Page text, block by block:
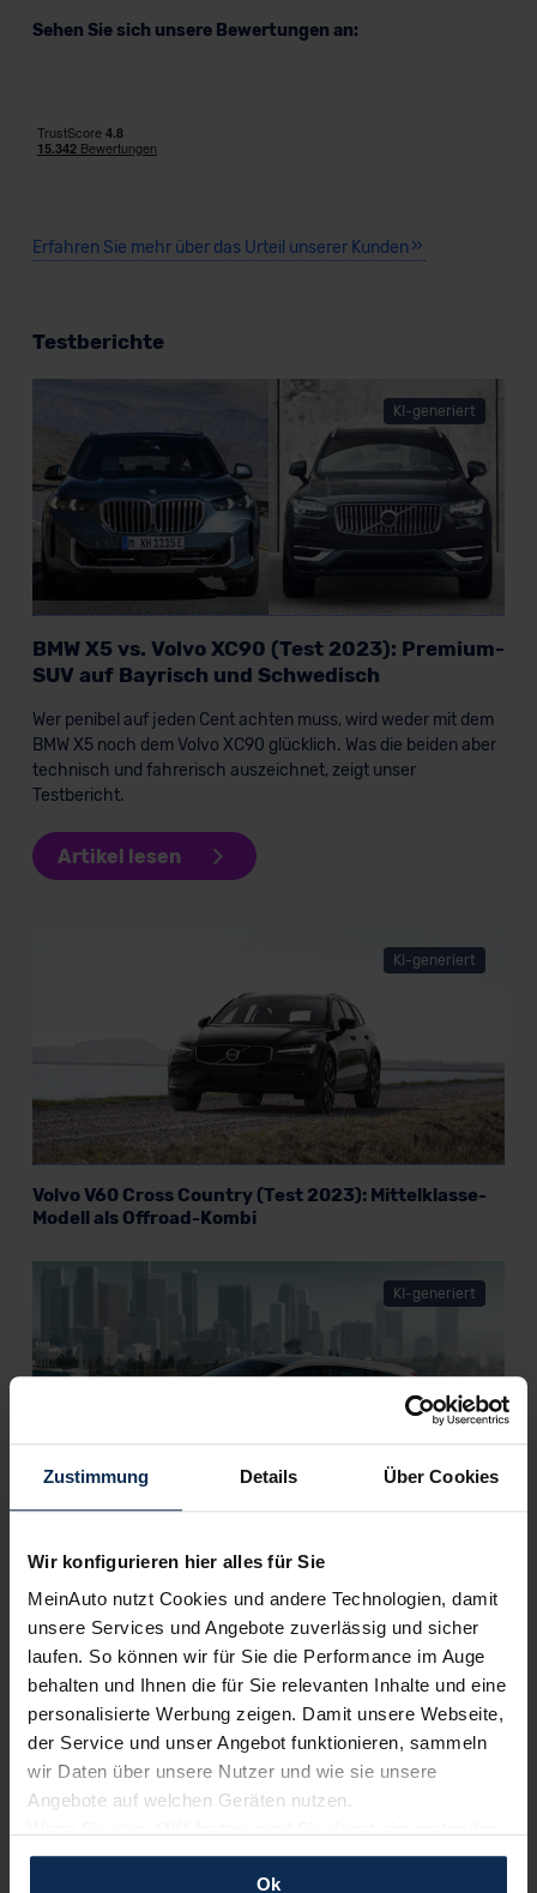
Zustimmung Details Über Cookies
Wir konfigurieren hier alles für Sie
MeinAuto nutzt Cookies und andere Technologien, damit
unsere Services und Angebote zuverlässig und sicher
laufen. So können wir für Sie die Performance im Auge
behalten und Ihnen die für Sie relevanten Inhalte und eine
personalisierte Werbung zeigen. Damit unsere Webseite,
der Service und unser Angebot funktionieren, sammeln
wir Daten über unsere Nutzer und wie sie unsere
Angebote auf welchen Geräten nutzen.
und erlauben uns Cookies für unseren Service zu
verwenden und diese Daten an Dritte weiterzugeben,
Ok
Sehen Sie sich unsere Bewertungen an:
Erfahren Sie mehr über das Urteil unserer Kunden
Testberichte
KI-generiert
BMW X5 vs. Volvo XC90 (Test 2023): Premium-
SUV auf Bayrisch und Schwedisch
Wer penibel auf jeden Cent achten muss, wird weder mit dem
BMW X5 noch dem Volvo XC90 glücklich. Was die beiden aber
technisch und fahrerisch auszeichnet, zeigt unser
Testbericht.
Artikel lesen
KI-generiert
Volvo V60 Cross Country (Test 2023): Mittelklasse-
Modell als Offroad-Kombi
KI-generiert
Digitalisierung
Weitere Artikel im Automagazin
Volvo EX90 (Test 2023): Ist der Premium-E-SUV ein
Gigant in jeder Hinsicht?
Volvo XC60 Plug-in-Hybrid (Test 2023): Mehr
elektrische Leistung und Ausdauer?